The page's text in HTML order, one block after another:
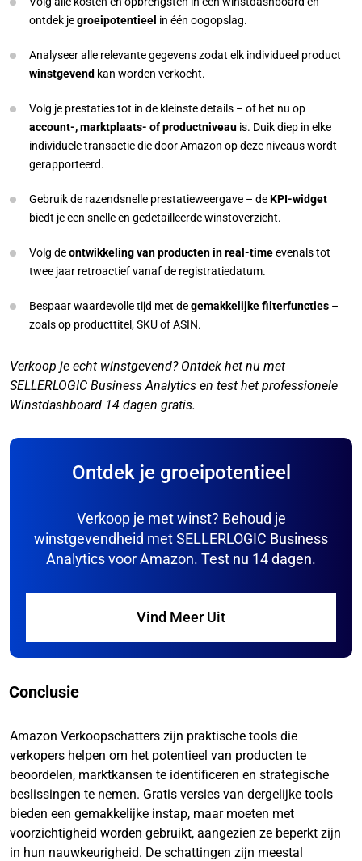
ontdek jegroeipotentieel in één oogopslag.
Analyseer alle relevante gegevens zodat elk individueel product
winstgevend kan worden verkocht.
Volg je prestaties tot in de kleinste details – of het nu op
account-, marktplaats- of productniveau is. Duik diep in elke
individuele transactie die door Amazon op deze niveaus wordt
gerapporteerd.
Gebruik de razendsnelle prestatieweergave – deKPI-widget
biedt je een snelle en gedetailleerde winstoverzicht.
Volg deontwikkeling van producten in real-timeevenals tot
twee jaar retroactief vanaf de registratiedatum.
Bespaar waardevolle tijd met degemakkelijkefilterfuncties –
zoals op producttitel, SKU of ASIN.
Verkoop je echt winstgevend? Ontdek het nu met
SELLERLOGIC Business Analytics en test het professionele
Winstdashboard 14 dagen gratis.
Ontdek je groeipotentieel
Verkoop je met winst? Behoud je
winstgevendheid met SELLERLOGIC Business
Analytics voor Amazon. Test nu 14 dagen.
Vind Meer Uit
Conclusie
Amazon Verkoopschatters zijn praktische tools die
verkopers helpen om het potentieel van producten te
beoordelen, marktkansen te identificeren en strategische
beslissingen te nemen. Gratis versies van dergelijke tools
bieden een gemakkelijke instap, maar moeten met
voorzichtigheid worden gebruikt, aangezien ze beperkt zijn
in hun nauwkeurigheid. De schattingen zijn meestal